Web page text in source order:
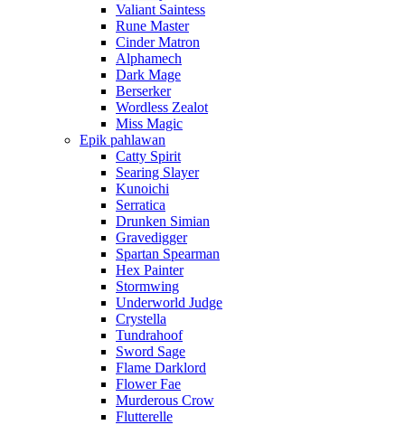
Valiant Saintess
Rune Master
Cinder Matron
Alphamech
Dark Mage
Berserker
Wordless Zealot
Miss Magic
Epik pahlawan
Catty Spirit
Searing Slayer
Kunoichi
Serratica
Drunken Simian
Gravedigger
Spartan Spearman
Hex Painter
Stormwing
Underworld Judge
Crystella
Tundrahoof
Sword Sage
Flame Darklord
Flower Fae
Murderous Crow
Flutterelle